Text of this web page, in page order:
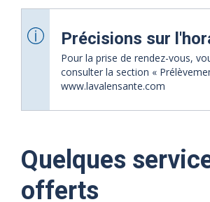
Précisions sur
Pour la prise de rendez-vous,
consulter la section «
www.lavalensante.com
07 août 2026
08
août
09
août
10 août 2026
11 août 2026
12 août 2026
Quelques
offerts